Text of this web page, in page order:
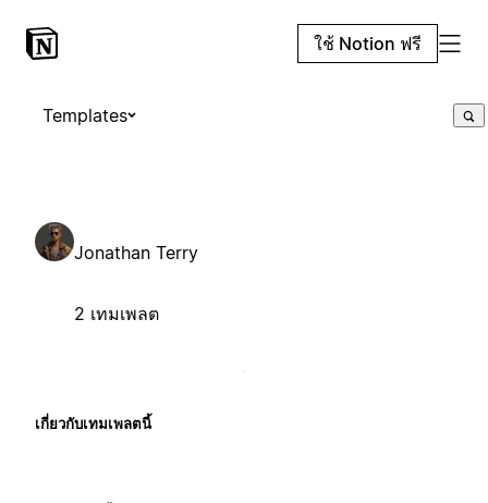
ใช้ Notion ฟรี
Templates
Jonathan Terry
2 เทมเพลต
เกี่ยวกับเทมเพลตนี้